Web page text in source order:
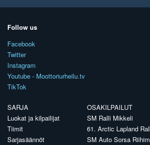
Follow us
Facebook
Twitter
Instagram
Youtube - Moottoriurheilu.tv
TikTok
SARJA
Luokat ja kilpailijat
Tiimit
Sarjasäännöt
OSAKILPAILUT
SM Ralli Mikkeli
61. Arctic Lapland
SM Auto Sorsa